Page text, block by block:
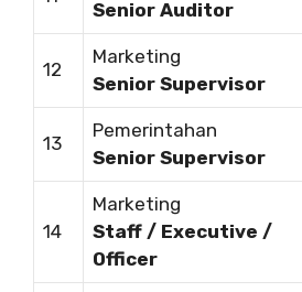
Senior Auditor
12
Marketing
Senior Supervisor
13
Pemerintahan
Senior Supervisor
14
Marketing
Staff / Executive /
Officer